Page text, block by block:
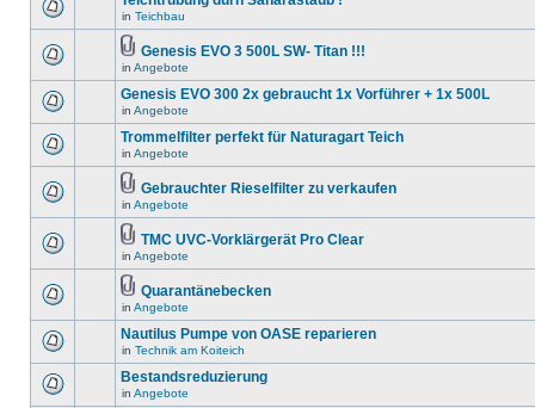
in Teichbau
Genesis EVO 3 500L SW- Titan !!!
in Angebote
Genesis EVO 300 2x gebraucht 1x Vorführer + 1x 500L
in Angebote
Trommelfilter perfekt für Naturagart Teich
in Angebote
Gebrauchter Rieselfilter zu verkaufen
in Angebote
TMC UVC-Vorklärgerät Pro Clear
in Angebote
Quarantänebecken
in Angebote
Nautilus Pumpe von OASE reparieren
in Technik am Koiteich
Bestandsreduzierung
in Angebote